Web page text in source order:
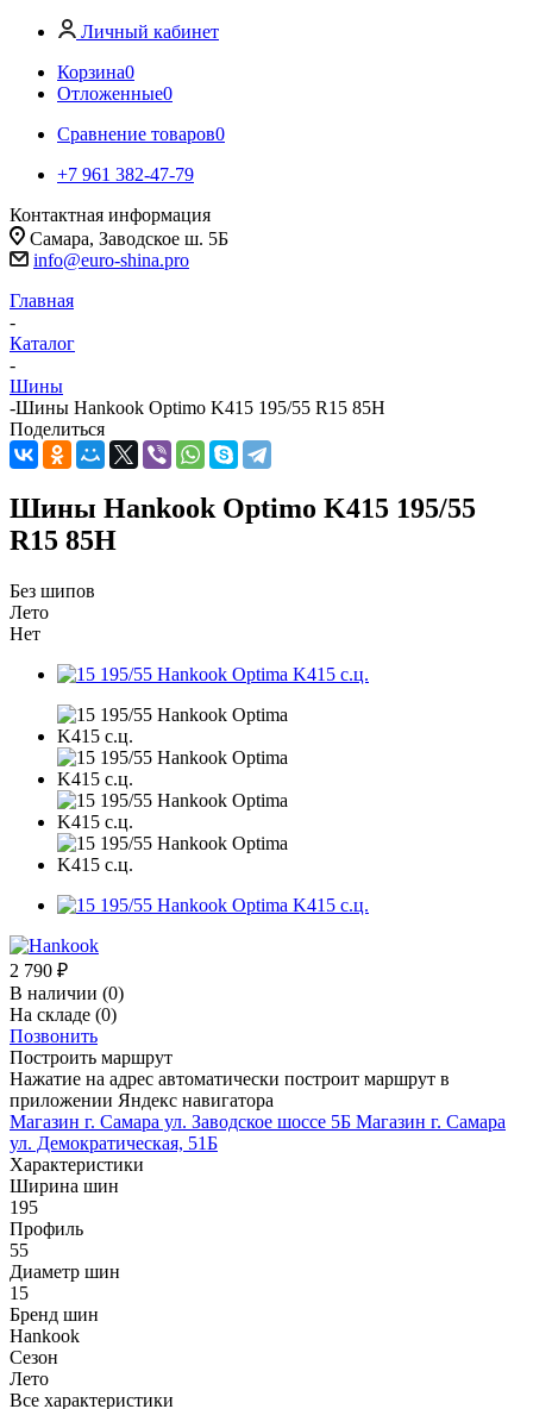
Личный кабинет
Корзина0
Отложенные0
Сравнение товаров0
+7 961 382-47-79
Контактная информация
Самара, Заводское ш. 5Б
info@euro-shina.pro
Главная
-
Каталог
-
Шины
-Шины Hankook Optimo K415 195/55 R15 85H
Поделиться
Шины Hankook Optimo K415 195/55
R15 85H
Без шипов
Лето
Нет
2 790 ₽
В наличии (0)
На складе (0)
Позвонить
Построить маршрут
Нажатие на адрес автоматически построит маршрут в
приложении Яндекс навигатора
Магазин г. Самара ул. Заводское шоссе 5Б Магазин г. Самара
ул. Демократическая, 51Б
Характеристики
Ширина шин
195
Профиль
55
Диаметр шин
15
Бренд шин
Hankook
Сезон
Лето
Все характеристики